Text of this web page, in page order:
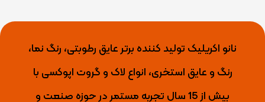
نانو اکریلیک تولید کننده برتر عایق رطوبتی، رنگ نما،
رنگ و عایق استخری، انواع لاک و گروت اپوکسی با
بیش از 15 سال تجربه مستمر در حوزه صنعت و